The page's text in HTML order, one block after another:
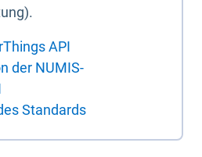
API
der NUMIS-
Standards